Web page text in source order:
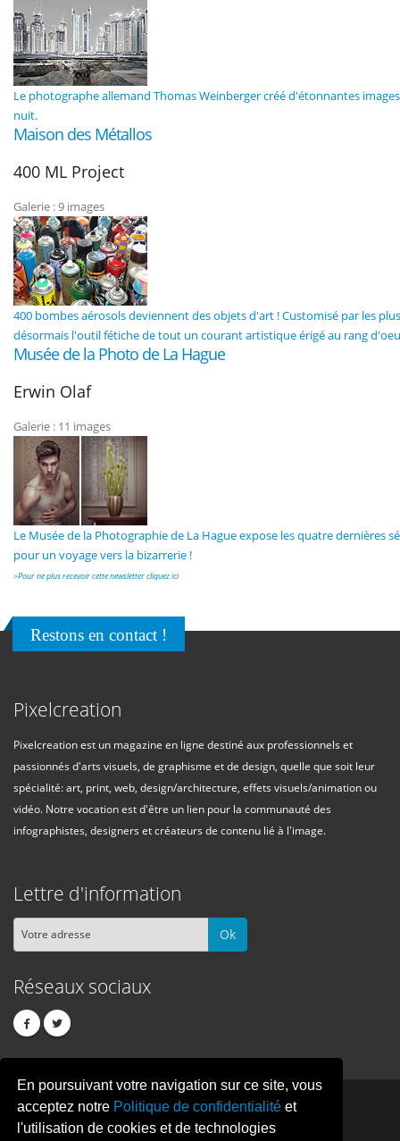
En poursuivant votre navigation sur ce site, vous
acceptez notre Politique de confidentialité et
l'utilisation de cookies et de technologies
Le photographe allemand Thomas Weinberger créé d'étonnantes
nuit.
Maison des Métallos
400 ML Project
Galerie : 9 images
400 bombes aérosols deviennent des objets d'art ! Customisé par les
désormais l'outil fétiche de tout un courant artistique érigé au rang
Musée de la Photo de La Hague
Erwin Olaf
Galerie : 11 images
Le Musée de la Photographie de La Hague expose les quatre dernières
pour un voyage vers la bizarrerie !
>Pour ne plus recevoir cette newsletter cliquez ici
Restons en contact !
Pixelcreation
Pixelcreation est un magazine en ligne destiné aux professionnels et
passionnés d'arts visuels, de graphisme et de design, quelle que soit leur
spécialité: art, print, web, design/architecture, effets visuels/animation ou
vidéo. Notre vocation est d'être un lien pour la communauté des
infographistes, designers et créateurs de contenu lié à l'image.
Lettre d'information
Ok
Réseaux sociaux
PIXELCREATION